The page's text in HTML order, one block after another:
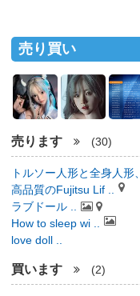
売り買い
売ります (30)
トルソー人形と全身人形
高品質のFujitsu Lif ..
ラブドール ..
How to sleep wi ..
love doll ..
買います (2)